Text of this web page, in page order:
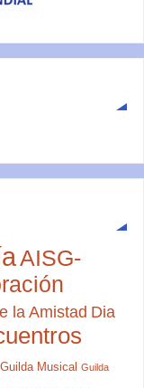
AISG-
la Amistad Dia
Guilda Musical Guilda